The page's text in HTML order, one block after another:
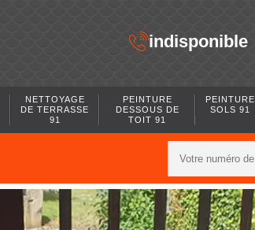
indisponible
NETTOYAGE
DE TERRASSE
91
PEINTURE
DESSOUS DE
TOIT 91
PEINTURE
SOLS 91